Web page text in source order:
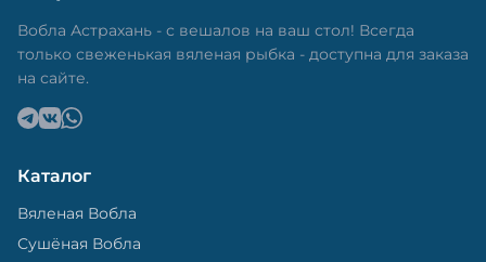
Вобла Астрахань - с вешалов на ваш стол! Всегда
только свеженькая вяленая рыбка - доступна для заказа
на сайте.
Каталог
Вяленая Вобла
Сушёная Вобла